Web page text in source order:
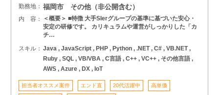
勤務地： 福岡市 その他（非公開含む）
内 容：
＜概要＞ ■特徴 大手SIerグループの基準に基づいた安心・
安定の研修です。 カリキュラムや運営がしっかりした「カ
チ…
スキル： Java , JavaScript , PHP , Python , .NET , C# , VB.NET ,
Ruby , SQL , VB/VBA , C言語 , C++ , VC++ , その他言語 ,
AWS , Azure , DX , IoT
担当者オススメ案件 エンド直 20代活躍中 高単価